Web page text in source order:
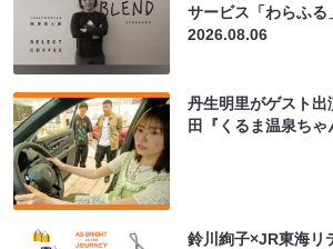
サービス「わらふる
2026.08.06
丹生明里がゲスト
田『くるま温泉ち
鈴川絢子×JR東海リ